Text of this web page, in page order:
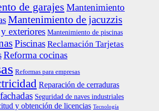
de garajes Mantenimiento
Mantenimiento de jacuzzis
exteriores Mantenimiento de piscinas
Piscinas Reclamación Tarjetas
Reforma cocinas
Reformas para empresas
Reparación de cerraduras
Seguridad de naves industriales
y obtención de licencias Tecnología